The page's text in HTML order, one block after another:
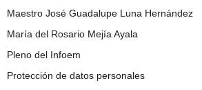
Maestro José Guadalupe Luna Hernández
María del Rosario Mejía Ayala
Pleno del Infoem
Protección de datos personales